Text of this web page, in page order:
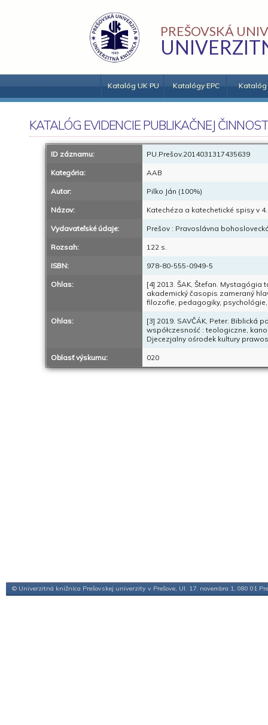
PREŠOVSKÁ
Katalóg UK PU Katalógy EPC Katalóg
KATALÓG EVIDENCIE PUBLIKAČNEJ
ID záznamu: PU.Prešov.2014031317435639
Kategória: AAB
Autor: Pilko Ján (100%)
Názov: Katechéza a katechetické spisy v
Vydavateľské údaje: Prešov : Pravoslávna
Rozsah: 122 s.
ISBN: 978-80-555-0949-5
Ohlas:
[4] 2013. ŠAK, Štefan.
akademický časopis zameraný
filozofie, pedagogiky, psychológie,
Ohlas:
[3] 2019. SAVČÁK, Peter. Biblická
współczesność : teologiczne,
Djecezjalny ośrodek kultury
Oblasť výskumu: 020
© Univerzitná knižnica Prešovskej univerzity v Prešove, Ul. 17. novembra 1, 080 01